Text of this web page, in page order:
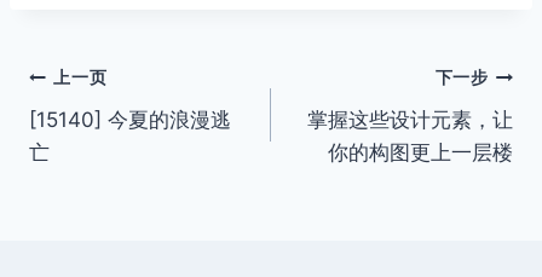
文
章
上一页
[15140] 今夏的浪漫逃
亡
下一步
掌握这些设计元素，让
你的构图更上一层楼